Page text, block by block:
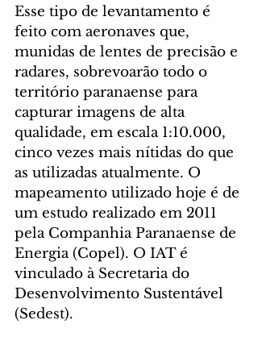
Esse tipo de levantamento é
feito com aeronaves que,
munidas de lentes de precisão e
radares, sobrevoarão todo o
território paranaense para
capturar imagens de alta
qualidade, em escala 1:10.000,
cinco vezes mais nítidas do que
as utilizadas atualmente. O
mapeamento utilizado hoje é de
um estudo realizado em 2011
pela Companhia Paranaense de
Energia (Copel). O IAT é
vinculado à Secretaria do
Desenvolvimento Sustentável
(Sedest).